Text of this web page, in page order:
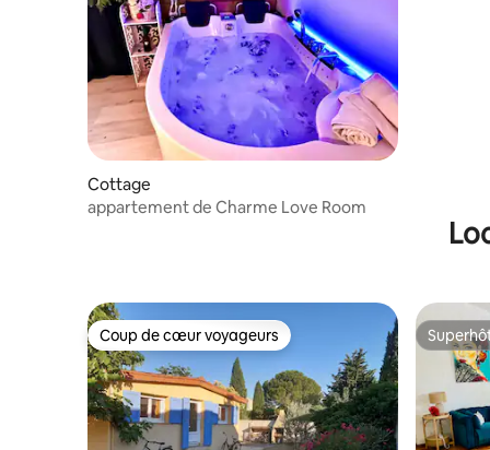
Cottage
appartement de Charme Love Room
Coup de cœur voyageurs
Coup de cœur voyageurs